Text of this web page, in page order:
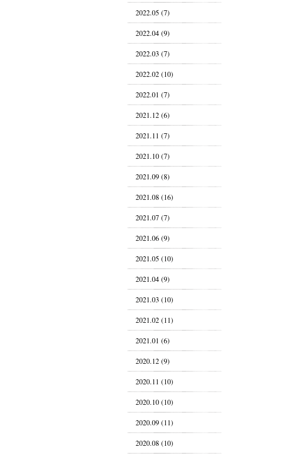
2022.05 (7)
2022.04 (9)
2022.03 (7)
2022.02 (10)
2022.01 (7)
2021.12 (6)
2021.11 (7)
2021.10 (7)
2021.09 (8)
2021.08 (16)
2021.07 (7)
2021.06 (9)
2021.05 (10)
2021.04 (9)
2021.03 (10)
2021.02 (11)
2021.01 (6)
2020.12 (9)
2020.11 (10)
2020.10 (10)
2020.09 (11)
2020.08 (10)